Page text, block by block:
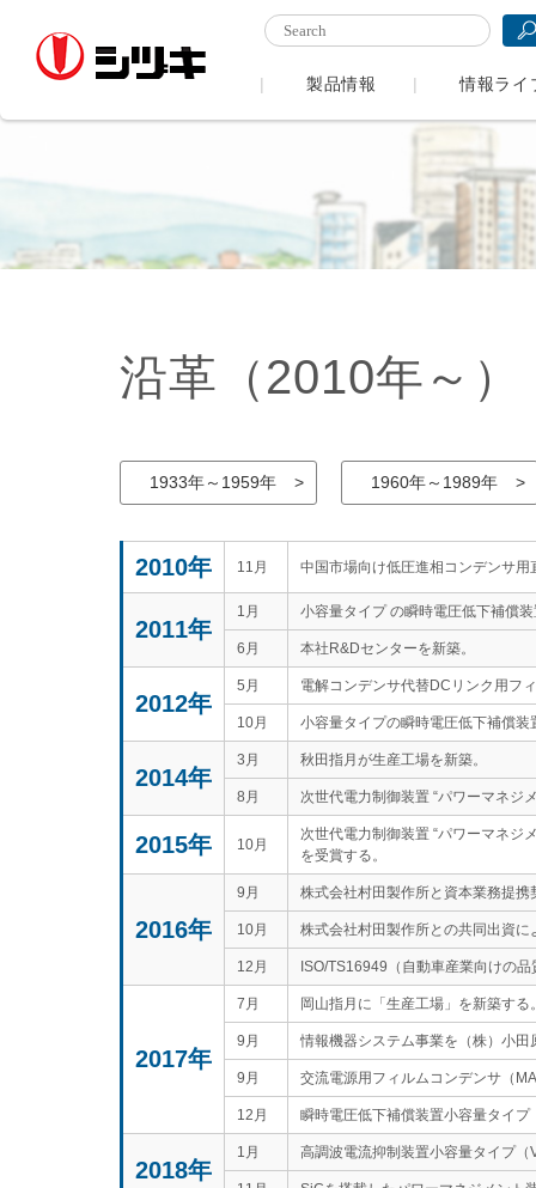
製品情報 情報ライ
沿革 （2010年～）
1933年～1959年 1960年～1989年
2010年 11月 中国市場向け低圧進相コンデンサ用
2011年
1月 小容量タイプ の瞬時電圧低下補償
6月 本社R&Dセンターを新築。
2012年
5月 電解コンデンサ代替DCリンク用フ
10月 小容量タイプの瞬時電圧低下補償装
2014年
3月 秋田指月が生産工場を新築。
8月 次世代電力制御装置 “パワーマネジ
2015年 10月
次世代電力制御装置 “パワーマネジ
を受賞する。
2016年
9月 株式会社村田製作所と資本業務提携
10月 株式会社村田製作所との共同出資
12月 ISO/TS16949（自動車産業向けの
2017年
7月 岡山指月に「生産工場」を新築する
9月 情報機器システム事業を（株）小田
9月 交流電源用フィルムコンデンサ（
12月 瞬時電圧低下補償装置小容量タイ
2018年
1月 高調波電流抑制装置小容量タイプ